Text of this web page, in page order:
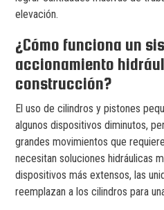
elevación.
¿Cómo funciona un
accionamiento
construcción?
El uso de cilindros y pistones
algunos dispositivos diminutos,
grandes movimientos que
necesitan soluciones hidráulicas
dispositivos más extensos, las
reemplazan a los cilindros para